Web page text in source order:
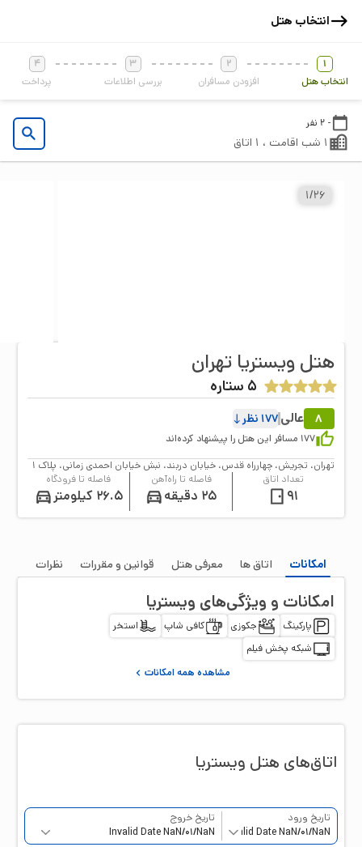
انتخاب هتل
1
انتخاب هتل
2
افزودن مسافران
3
بررسی اطلاعات
4
پرداخت
- 2 نفر
1 شب اقامت ، 1 اتاق
26
/
1
هتل ویستریا تهران
5 ستاره
8 عالی177 نظر
177 مسافر این هتل را پیشنهاد کرده‌اند
تهران، تجریش، چهارراه قدس، خیابان دربند، نبش خیابان احمدی زمانی، پلاک ۱
تعداد اتاق
91
فاصله تا راه‌آهن
25 دقیقه
فاصله تا فرودگاه
26.5 کیلومتر
امکانات اتاق‌ ها معرفی هتل قوانین و مقررات نظرات
امکانات و ویژگی‌های ویستریا
پارکینگ جکوزی کافی شاپ
استخر
شبکه پخش فیلم
مشاهده همه امکانات
اتاق‌‌های هتل ویستریا
تاریخ ورود تاریخ خروج